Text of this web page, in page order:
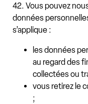
42. Vous pouvez
données
s’applique :
les données
au regard des
collectées ou
vous retirez le
;